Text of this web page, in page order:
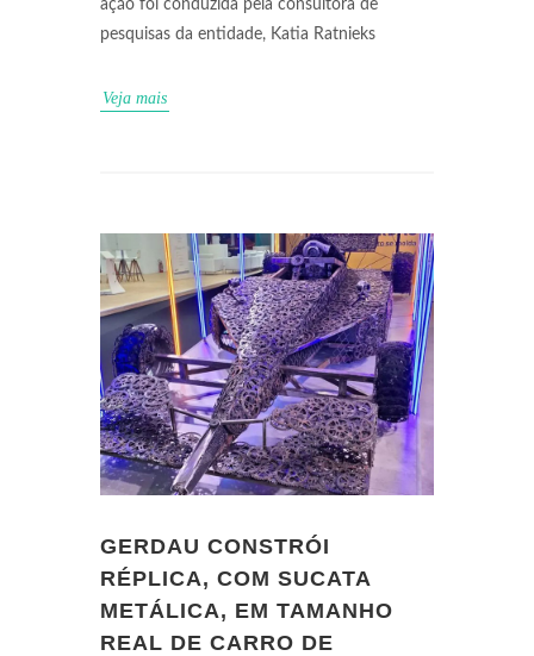
ação foi conduzida pela consultora de
pesquisas da entidade, Katia Ratnieks
Veja mais
GERDAU CONSTRÓI
RÉPLICA, COM SUCATA
METÁLICA, EM TAMANHO
REAL DE CARRO DE